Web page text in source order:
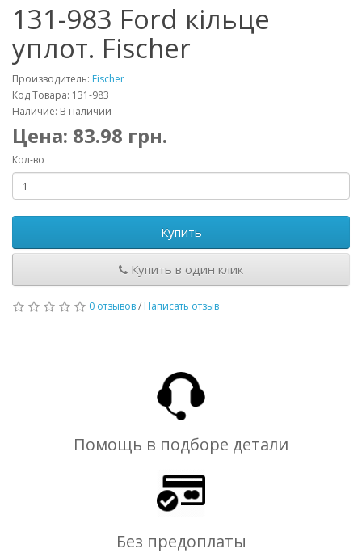
131-983 Ford кільце
уплот. Fischer
Производитель: Fischer
Код Товара: 131-983
Наличие: В наличии
Цена: 83.98 грн.
Кол-во
Купить
Купить в один клик
0 отзывов/ Написать отзыв
Помощь в подборе детали
Без предоплаты